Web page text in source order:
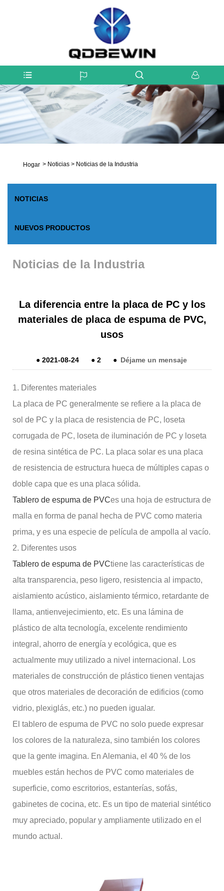
Hogar > Noticias > Noticias de la Industria
NOTICIAS
NUEVOS PRODUCTOS
Noticias de la Industria
La diferencia entre la placa de PC y los
materiales de placa de espuma de PVC,
usos
● 2021-08-24 ● 2 ● Déjame un mensaje
1. Diferentes materiales
La placa de PC generalmente se refiere a la placa de
sol de PC y la placa de resistencia de PC, loseta
corrugada de PC, loseta de iluminación de PC y loseta
de resina sintética de PC. La placa solar es una placa
de resistencia de estructura hueca de múltiples capas o
doble capa que es una placa sólida.
Tablero de espuma de PVCes una hoja de estructura de
malla en forma de panal hecha de PVC como materia
prima, y ​​es una especie de película de ampolla al vacío.
2. Diferentes usos
Tablero de espuma de PVCtiene las características de
alta transparencia, peso ligero, resistencia al impacto,
aislamiento acústico, aislamiento térmico, retardante de
llama, antienvejecimiento, etc. Es una lámina de
plástico de alta tecnología, excelente rendimiento
integral, ahorro de energía y ecológica, que es
actualmente muy utilizado a nivel internacional. Los
materiales de construcción de plástico tienen ventajas
que otros materiales de decoración de edificios (como
vidrio, plexiglás, etc.) no pueden igualar.
El tablero de espuma de PVC no solo puede expresar
los colores de la naturaleza, sino también los colores
que la gente imagina. En Alemania, el 40 % de los
muebles están hechos de PVC como materiales de
superficie, como escritorios, estanterías, sofás,
gabinetes de cocina, etc. Es un tipo de material sintético
muy apreciado, popular y ampliamente utilizado en el
mundo actual.